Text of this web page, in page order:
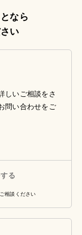
なら
い
しいご相談をさ
問い合わせをご
る
相談ください